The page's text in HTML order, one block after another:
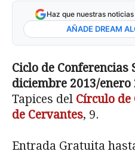
Haz que nuestras
AÑADE DREAM
Ciclo de Conferencias
diciembre 2013/enero
Tapices del Círculo
de Cervantes, 9.
Entrada Gratuita